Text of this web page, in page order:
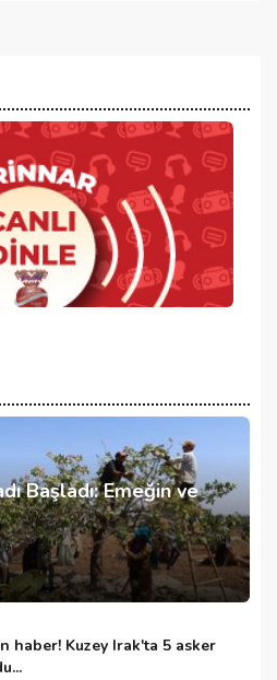
Başladı: Emeğin ve
haber! Kuzey Irak'ta 5 asker